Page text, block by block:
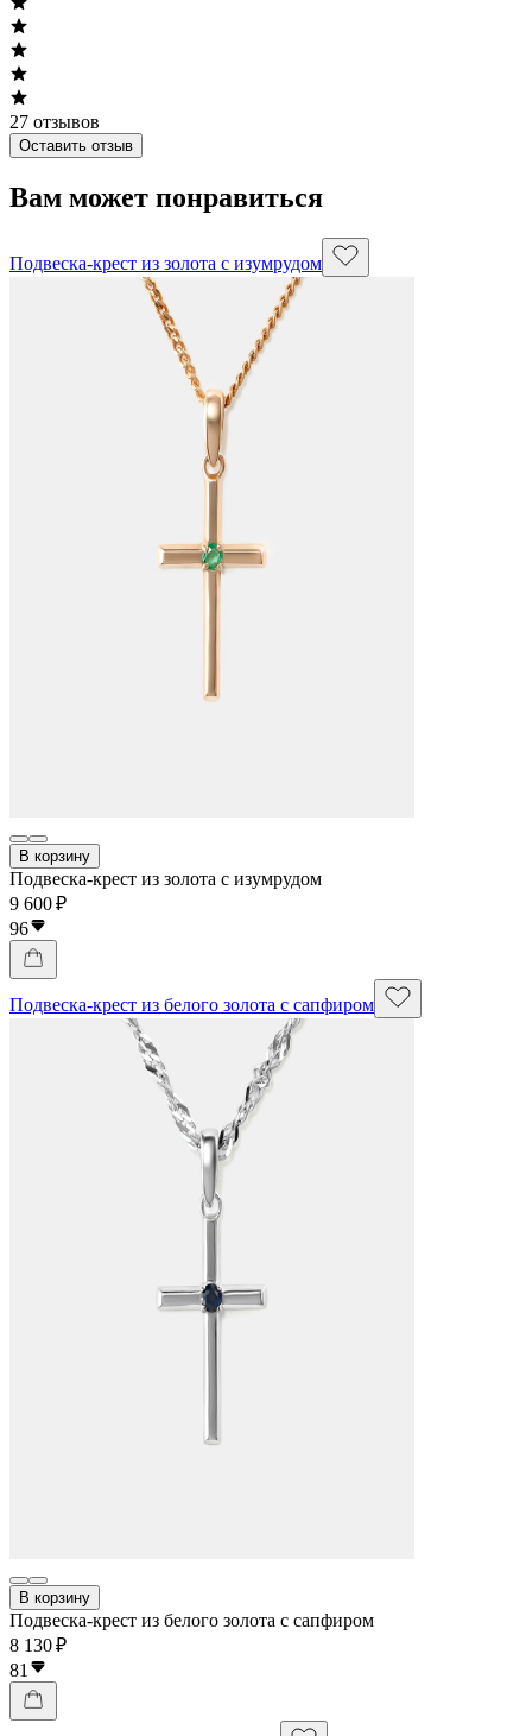
27 отзывов
Оставить отзыв
Вам может понравиться
Подвеска-крест из золота с изумрудом
В корзину
Подвеска-крест из золота с изумрудом
9 600 ₽
96
Подвеска-крест из белого золота с сапфиром
В корзину
Подвеска-крест из белого золота с сапфиром
8 130 ₽
81